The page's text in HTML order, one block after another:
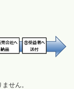
せん。